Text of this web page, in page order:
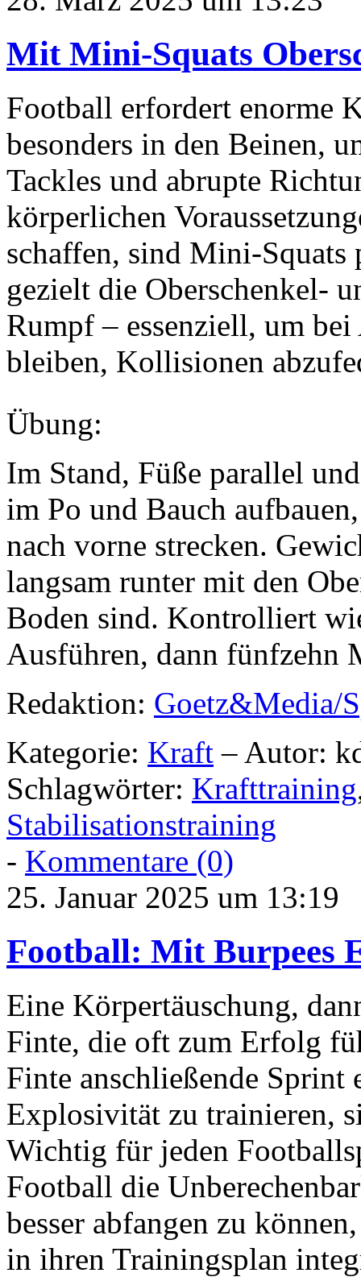
Mit Mini-Squats
Football erfordert enorme
besonders in den Beinen,
Tackles und abrupte
körperlichen
schaffen, sind Mini-
gezielt die Oberschenkel-
Rumpf – essenziell, um
bleiben, Kollisionen
Übung:
Im Stand, Füße parallel
im Po und Bauch
nach vorne strecken.
langsam runter mit den
Boden sind. Kontrolliert
Ausführen, dann fünfzehn
Redaktion: Goetz&Media/
Kategorie: Kraft – Autor:
Schlagwörter: Krafttraining
Stabilisationstraining
- Kommentare (0)
25. Januar 2025 um 13:19
Football: Mit Burpees
Eine Körpertäuschung,
Finte, die oft zum Erfolg
Finte anschließende
Explosivität zu trainieren,
Wichtig für jeden
Football die
besser abfangen zu
in ihren Trainingsplan